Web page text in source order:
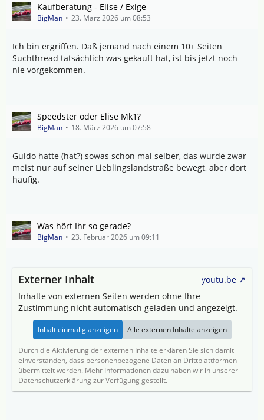
Kaufberatung - Elise / Exige
BigMan 23. März 2026 um 08:53
Ich bin ergriffen. Daß jemand nach einem 10+ Seiten
Suchthread tatsächlich was gekauft hat, ist bis jetzt noch
nie vorgekommen.
Speedster oder Elise Mk1?
BigMan 18. März 2026 um 07:58
Guido hatte (hat?) sowas schon mal selber, das wurde zwar
meist nur auf seiner Lieblingslandstraße bewegt, aber dort
häufig.
Was hört Ihr so gerade?
BigMan 23. Februar 2026 um 09:11
Externer Inhalt
youtu.be
Inhalte von externen Seiten werden ohne Ihre
Zustimmung nicht automatisch geladen und angezeigt.
Inhalt einmalig anzeigen Alle externen Inhalte anzeigen
Durch die Aktivierung der externen Inhalte erklären Sie sich damit
einverstanden, dass personenbezogene Daten an Drittplattformen
übermittelt werden. Mehr Informationen dazu haben wir in unserer
Datenschutzerklärung zur Verfügung gestellt.